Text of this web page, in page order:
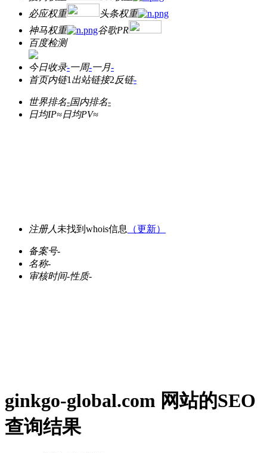
必应权重
头条权重
神马权重
谷歌PR
百度检测
今日收录-一周-一月-
首页内链1 出站链接2反链-
世界排名-国内排名-
日均IP≈日均PV≈
注册人 未找到whois信息 （更新）
备案号-
名称-
审核时间-性质-
ginkgo-global.com 网站的SEO
查询结果